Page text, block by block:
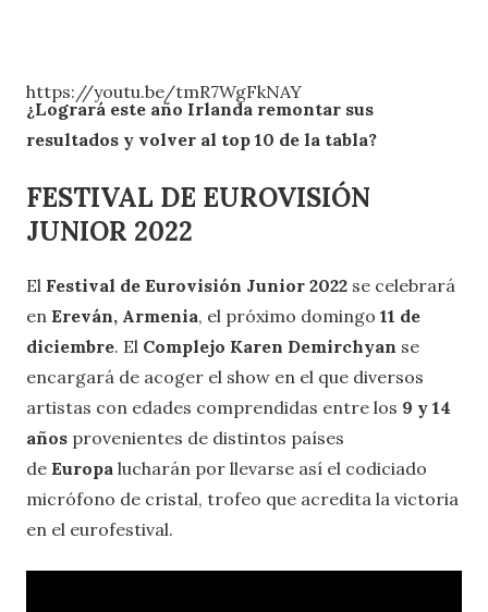
https://youtu.be/tmR7WgFkNAY
¿Logrará este año Irlanda remontar sus
resultados y volver al top 10 de la tabla?
FESTIVAL DE EUROVISIÓN
JUNIOR 2022
El Festival de Eurovisión Junior 2022 se celebrará
en Ereván, Armenia, el próximo domingo 11 de
diciembre. El Complejo Karen Demirchyan se
encargará de acoger el show en el que diversos
artistas con edades comprendidas entre los 9 y 14
años provenientes de distintos países
de Europa lucharán por llevarse así el codiciado
micrófono de cristal, trofeo que acredita la victoria
en el eurofestival.